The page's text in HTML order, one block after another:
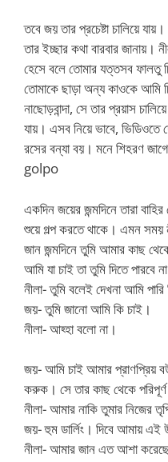
তবে জয় তার প্রচেষ্টা চালিয়ে
তার ইচ্ছার কথা বারবার জানায়।
হেসে বলে তোমার যত্তসব ফালতু
তোমাকে ছাড়া অন্য কাওকে আমি
নাছোড়বান্দা, সে তার প্রয়াস
যায়। এসব নিয়ে ভাবে, ভিডিওতে
রসের বন্যা বয়। মনে
golpo
একদিন জয়ের জন্মদিনে তারা
শুয়ে গল্প করতে থাকে। এমন সময়
জান জন্মদিনে তুমি আমার কাছ
আমি যা চাই তা তুমি দিতে পারবে
নীলা- তুমি বলেই দেখনা আমি পারি
জয়- তুমি জানো আমি কি চাই।
নীলা- আহ্হা বলো না।
জয়- আমি চাই আমার প্রাণপ্রিয়
করুক। সে তার কাছ থেকে
নীলা- আমার নাকি তুমার নিজের
জয়- হুম ডার্লিং। দিবে আমায় এই
নীলা- আমার জান এত আশা